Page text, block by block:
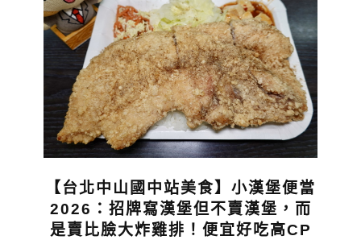
【台北中山國中站美食】小漢堡便當
2026：招牌寫漢堡但不賣漢堡，而
是賣比臉大炸雞排！便宜好吃高CP